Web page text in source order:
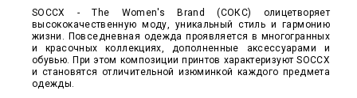
SOCCX - The Women's Brand (СОКС) олицетворяет
высококачественную моду, уникальный стиль и гармонию
жизни. Повседневная одежда проявляется в многогранных
и красочных коллекциях, дополненные аксессуарами и
обувью. При этом композиции принтов характеризуют SOCCX
и становятся отличительной изюминкой каждого предмета
одежды.